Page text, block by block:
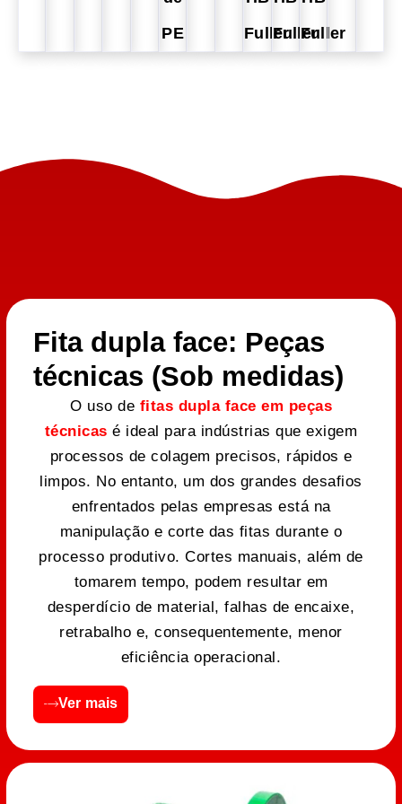
PE
FullerFullerFuller
Fita dupla face: Peças
técnicas (Sob medidas)
O uso de fitas dupla face em peças
técnicas é ideal para indústrias que exigem
processos de colagem precisos, rápidos e
limpos. No entanto, um dos grandes desafios
enfrentados pelas empresas está na
manipulação e corte das fitas durante o
processo produtivo. Cortes manuais, além de
tomarem tempo, podem resultar em
desperdício de material, falhas de encaixe,
retrabalho e, consequentemente, menor
eficiência operacional.
Ver mais